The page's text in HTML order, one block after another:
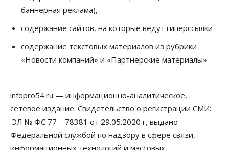
Бизнес Недвижимость Общество
Росреестр назвал главные причины
06 Августа 2026, 12:00
Телекоммуникации
В 16 населённых пунктах Мошковского района
Бизнес Право&Порядок
Злоумышленники опять атакуют
новосибирские компании через электронную
почту
06 Августа 2026, 11:00
баннерная реклама),
содержание сайтов, на которые ведут гиперссылки
содержание текстовых материалов из рубрики
«Новости компаний» и «Партнерские материалы»
infopro54.ru — информационно-аналитическое,
сетевое издание. Свидетельство о регистрации СМИ:
ЭЛ № ФС 77 – 78381 от 29.05.2020 г, выдано
Федеральной службой по надзору в сфере связи,